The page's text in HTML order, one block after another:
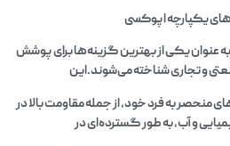
یکپارچه اپوکسی
یکی از بهترین گزینه‌ها برای پوشش
و تجاری شناخته می‌شوند.این
به فرد خود، از جمله مقاومت بالا در
و آب، به طور گسترده‌ای در